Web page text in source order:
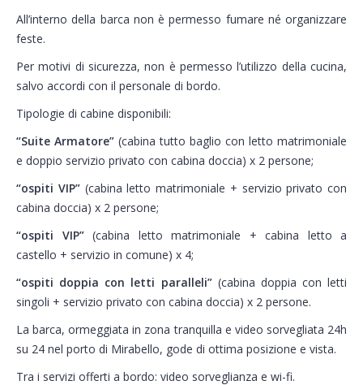
All’interno della barca non è permesso fumare né organizzare
feste.
Per motivi di sicurezza, non è permesso l’utilizzo della cucina,
salvo accordi con il personale di bordo.
Tipologie di cabine disponibili:
“Suite Armatore” (cabina tutto baglio con letto matrimoniale
e doppio servizio privato con cabina doccia) x 2 persone;
“ospiti VIP”(cabina letto matrimoniale + servizio privato con
cabina doccia) x 2 persone;
“ospiti VIP”(cabina letto matrimoniale + cabina letto a
castello + servizio in comune) x 4;
“ospiti doppia con letti paralleli”(cabina doppia con letti
singoli + servizio privato con cabina doccia) x 2 persone.
La barca, ormeggiata in zona tranquilla e video sorvegliata 24h
su 24 nel porto di Mirabello, gode di ottima posizione e vista.
Tra i servizi offerti a bordo: video sorveglianza e wi-fi.